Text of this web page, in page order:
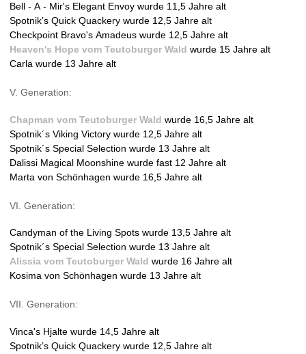
n
a
l
)
Bell - A - Mir's Elegant Envoy wurde 11,5 Jahre alt
Spotnik’s Quick Quackery wurde 12,5 Jahre alt
Checkpoint Bravo's Amadeus wurde 12,5 Jahre alt
Heaven's Hope vom Teutoburger Wald wurde 15 Jahre alt
Carla wurde 13 Jahre alt
V. Generation:
Chapman vom Teutoburger Wald wurde 16,5 Jahre alt
Spotnik´s Viking Victory wurde 12,5 Jahre alt
Spotnik´s Special Selection wurde 13 Jahre alt
Dalissi Magical Moonshine wurde fast 12 Jahre alt
Marta von Schönhagen wurde 16,5 Jahre alt
VI. Generation:
Candyman of the Living Spots wurde 13,5 Jahre alt
Spotnik´s Special Selection wurde 13 Jahre alt
Alissia vom Teutoburger Wald wurde 16 Jahre alt
Kosima von Schönhagen wurde 13 Jahre alt
VII. Generation:
Vinca's Hjalte wurde 14,5 Jahre alt
Spotnik’s Quick Quackery wurde 12,5 Jahre alt